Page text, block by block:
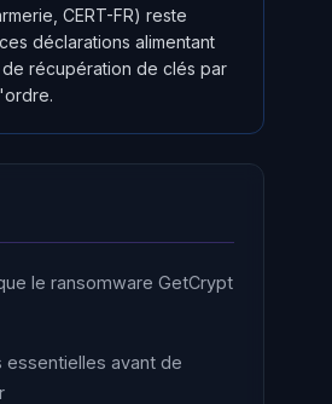
CERT-FR) reste
déclarations alimentant
récupération de clés par
le ransomware GetCrypt
essentielles avant de